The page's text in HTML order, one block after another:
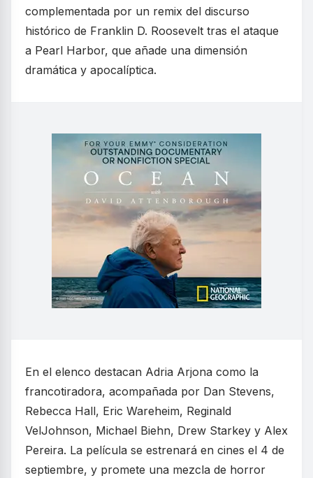
complementada por un remix del discurso
histórico de Franklin D. Roosevelt tras el ataque
a Pearl Harbor, que añade una dimensión
dramática y apocalíptica.
En el elenco destacan Adria Arjona como la
francotiradora, acompañada por Dan Stevens,
Rebecca Hall, Eric Wareheim, Reginald
VelJohnson, Michael Biehn, Drew Starkey y Alex
Pereira. La película se estrenará en cines el 4 de
septiembre, y promete una mezcla de horror